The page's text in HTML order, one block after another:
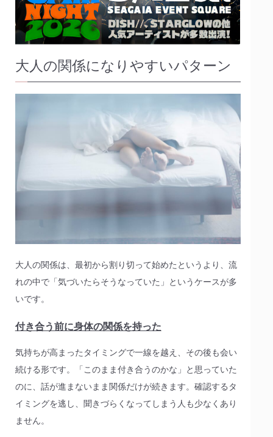
大人の関係になりやすいパターン
大人の関係は、最初から割り切って始めたというより、流
れの中で「気づいたらそうなっていた」というケースが多
いです。
付き合う前に身体の関係を持った
気持ちが高まったタイミングで一線を越え、その後も会い
続ける形です。「このまま付き合うのかな」と思っていた
のに、話が進まないまま関係だけが続きます。確認するタ
イミングを逃し、聞きづらくなってしまう人も少なくあり
ません。